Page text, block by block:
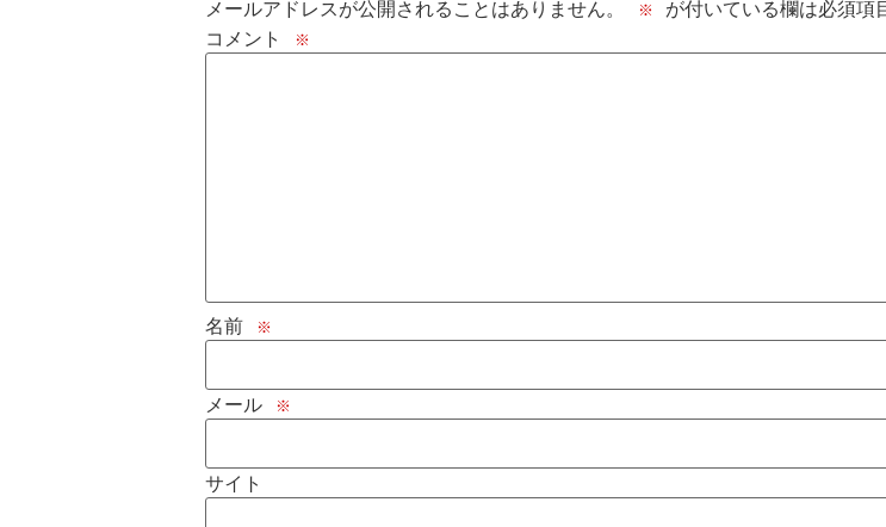
メールアドレスが公開されることはありません。 ※
が付いている欄は必須項
コメント
※
名前 ※
メール ※
サイト